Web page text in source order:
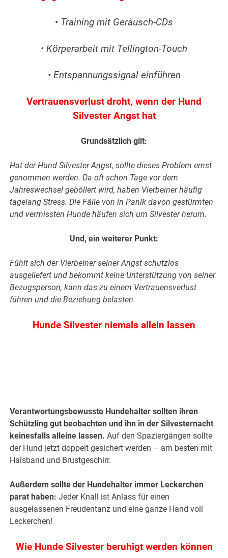
• Training mit Geräusch-CDs
• Körperarbeit mit Tellington-Touch
• Entspannungssignal einführen
Vertrauensverlust droht, wenn der Hund
Silvester Angst hat
Grundsätzlich gilt:
Hat der Hund Silvester Angst, sollte dieses Problem ernst
genommen werden. Da oft schon Tage vor dem
Jahreswechsel geböllert wird, haben Vierbeiner häufig
tagelang Stress.Die Fälle von in Panik davon gestürmten
und vermissten Hunde häufen sich um Silvester herum.
Und, ein weiterer Punkt:
Fühlt sich der Vierbeiner seiner Angst schutzlos
ausgeliefert und bekommt keine Unterstützung von seiner
Bezugsperson, kann das zu einem Vertrauensverlust
führen und die Beziehung belasten.
Hunde Silvester niemals allein lassen
Verantwortungsbewusste Hundehalter sollten ihren
Schützling gut beobachten und ihn in der Silvesternacht
keinesfalls alleine lassen. Auf den Spaziergängen sollte
der Hund jetzt doppelt gesichert werden – am besten mit
Halsband und Brustgeschirr.
Außerdem sollte der Hundehalter immer Leckerchen
parat haben: Jeder Knall ist Anlass für einen
ausgelassenen Freudentanz und eine ganze Hand voll
Leckerchen!
Wie Hunde Silvester beruhigt werden können